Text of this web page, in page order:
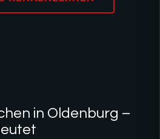
in Oldenburg –